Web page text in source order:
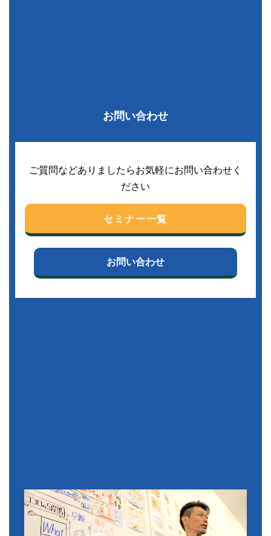
お問い合わせ
ご質問などありましたらお気軽にお問い合わせく
ださい
セミナー一覧
お問い合わせ